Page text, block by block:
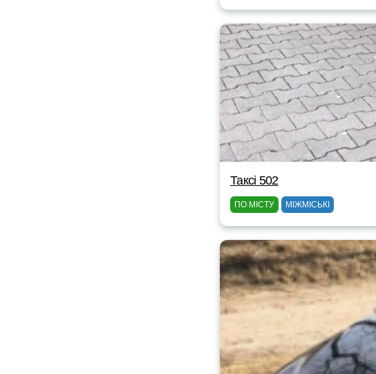
Таксі 502
ПО МІСТУ МІЖМІСЬКІ